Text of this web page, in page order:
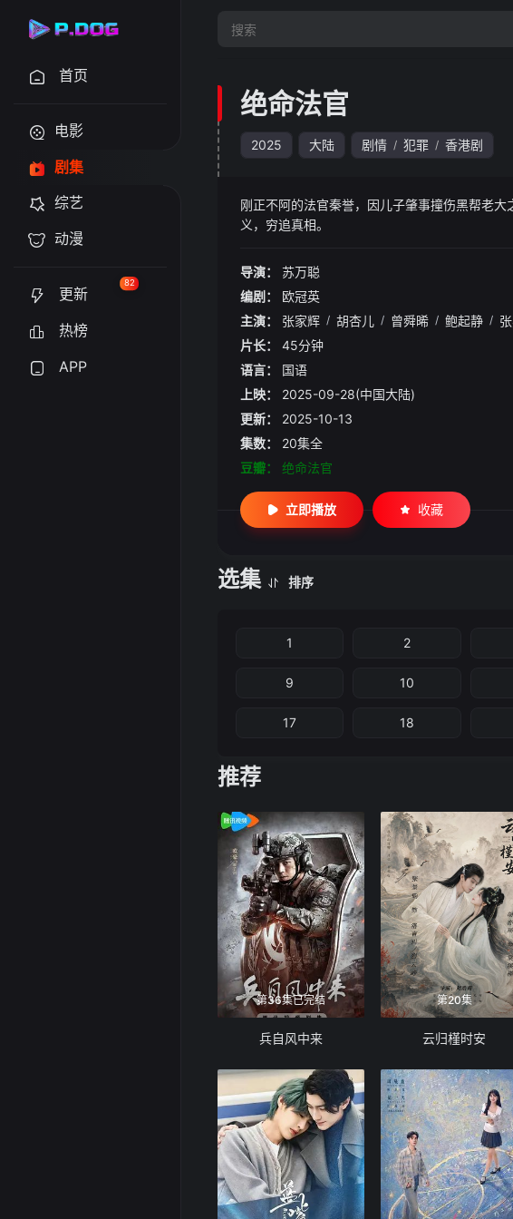
首页
电影
剧集
综艺
动漫
更新
82
热榜
APP
绝命法官
2025 大陆 剧情 / 犯罪 / 香港剧
刚正不阿的法官秦誉，因儿子肇事撞伤黑帮老
义，穷追真相。
导演：
苏万聪
编剧：
欧冠英
主演：
张家辉 / 胡杏儿 / 曾舜晞 / 鲍起静 /
片长：
45分钟
语言：
国语
上映：
2025-09-28(中国大陆)
更新：
2025-10-13
集数：
20集全
豆瓣：
绝命法官
立即播放 收藏
选集 排序
1 2
9 10
17 18
推荐
第36集已完结
兵自风中来
第20集
云归槿时安